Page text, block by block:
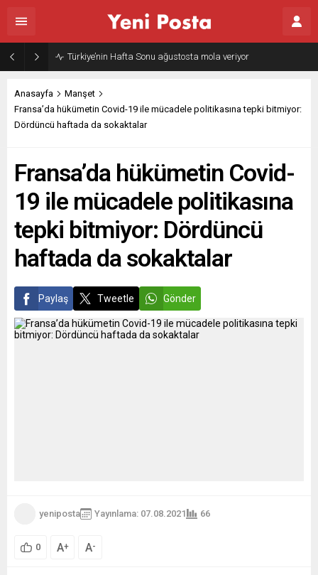
Türkiye’nin Hafta Sonu ağustosta mola veriyor
Anasayfa
Manşet
Fransa’da hükümetin Covid-19 ile mücadele politikasına tepki bitmiyor:
Dördüncü haftada da sokaktalar
Fransa’da hükümetin Covid-
19 ile mücadele politikasına
tepki bitmiyor: Dördüncü
haftada da sokaktalar
Paylaş Tweetle Gönder
yeniposta Yayınlama: 07.08.2021 66
0 A+ A-